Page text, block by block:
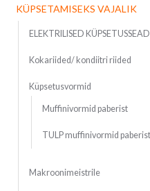
KÜPSETAMISEKS VAJALIK
ELEKTRILISED
Kokariided/ kondiitri riided
Küpsetusvormid
Muffinivormid paberist
TULP muffinivormid paberist
Makroonimeistrile